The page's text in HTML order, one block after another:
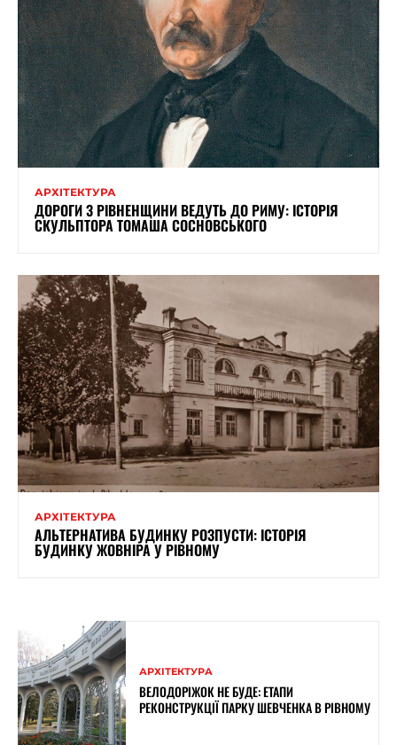
АРХІТЕКТУРА
ДОРОГИ З РІВНЕНЩИНИ ВЕДУТЬ ДО РИМУ: ІСТОРІЯ
СКУЛЬПТОРА ТОМАША СОСНОВСЬКОГО
АРХІТЕКТУРА
АЛЬТЕРНАТИВА БУДИНКУ РОЗПУСТИ: ІСТОРІЯ
БУДИНКУ ЖОВНІРА У РІВНОМУ
АРХІТЕКТУРА
ВЕЛОДОРІЖОК НЕ БУДЕ: ЕТАПИ
РЕКОНСТРУКЦІЇ ПАРКУ ШЕВЧЕНКА В РІВНОМУ